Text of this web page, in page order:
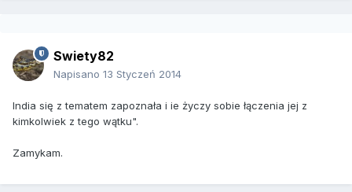
Swiety82
Napisano 13 Styczeń 2014
India się z tematem zapoznała i ie życzy sobie łączenia jej z
kimkolwiek z tego wątku".
Zamykam.